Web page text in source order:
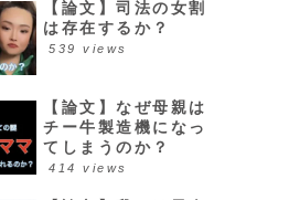
【論文】司法の女割
は存在するか？
539 views
【論文】なぜ母親は
チー牛製造機になっ
てしまうのか？
414 views